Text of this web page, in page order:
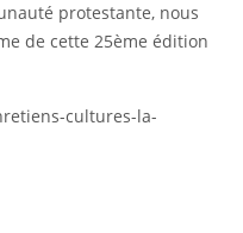
protestante, nous
de cette 25ème édition
cultures-la-